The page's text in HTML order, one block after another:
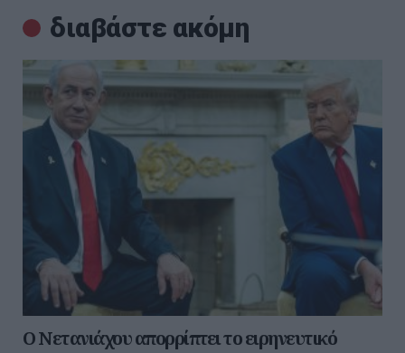
διαβάστε ακόμη
Ο Νετανιάχου απορρίπτει το ειρηνευτικό